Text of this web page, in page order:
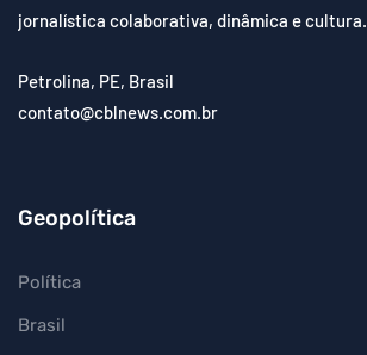
jornalística colaborativa, dinâmica e cultura.
Petrolina, PE, Brasil
contato@cblnews.com.br
Geopolítica
Política
Brasil